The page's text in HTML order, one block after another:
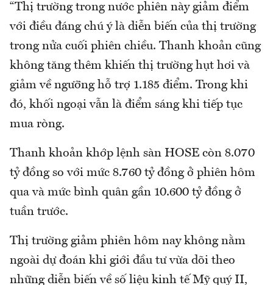
“Thị trường trong nước phiên này giảm điểm
với điều đáng chú ý là diễn biến của thị trường
trong nửa cuối phiên chiều. Thanh khoản cũng
không tăng thêm khiến thị trường hụt hơi và
giảm về ngưỡng hỗ trợ 1.185 điểm. Trong khi
đó, khối ngoại vẫn là điểm sáng khi tiếp tục
mua ròng.
Thanh khoản khớp lệnh sàn HOSE còn 8.070
tỷ đồng so với mức 8.760 tỷ đồng ở phiên hôm
qua và mức bình quân gần 10.600 tỷ đồng ở
tuần trước.
Thị trường giảm phiên hôm nay không nằm
ngoài dự đoán khi giới đầu tư vừa dõi theo
những diễn biến về số liệu kinh tế Mỹ quý II,